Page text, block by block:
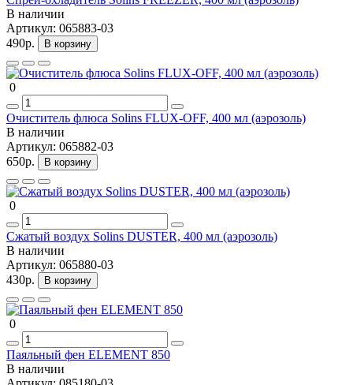
В наличии
Артикул: 065883-03
490р.
В корзину
0
Очиститель флюса Solins FLUX-OFF, 400 мл (аэрозоль)
В наличии
Артикул: 065882-03
650р.
В корзину
0
Сжатый воздух Solins DUSTER, 400 мл (аэрозоль)
В наличии
Артикул: 065880-03
430р.
В корзину
0
Паяльный фен ELEMENT 850
В наличии